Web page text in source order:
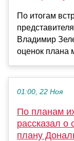
По итогам
Владимир
оценок плана
01:00, 22 Ноя
По планам
рассказал
плану